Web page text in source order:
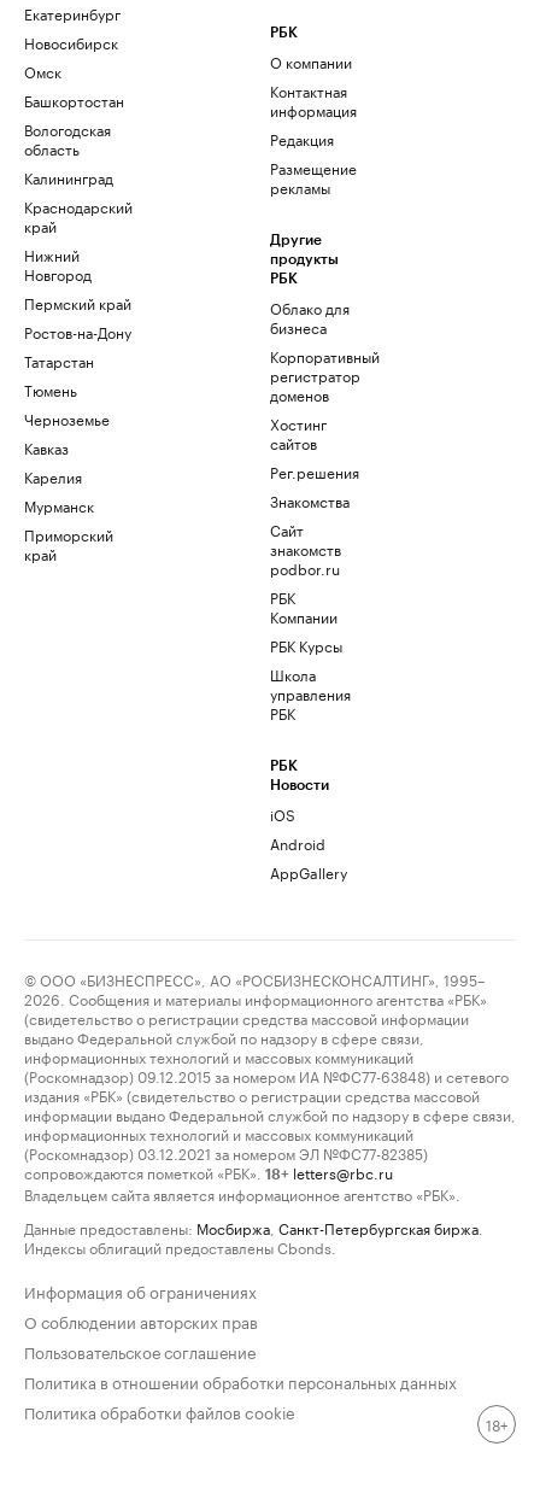
Екатеринбург
Новосибирск
Омск
Башкортостан
Вологодская
область
Калининград
Краснодарский
край
Нижний
Новгород
Пермский край
Ростов-на-Дону
Татарстан
Тюмень
Черноземье
Кавказ
Карелия
Мурманск
Приморский
край
РБК
О компании
Контактная
информация
Редакция
Размещение
рекламы
Другие
продукты
РБК
Облако для
бизнеса
Корпоративный
регистратор
доменов
Хостинг
сайтов
Рег.решения
Знакомства
Сайт
знакомств
podbor.ru
РБК
Компании
РБК Курсы
Школа
управления
РБК
РБК
Новости
iOS
Android
AppGallery
© ООО «БИЗНЕСПРЕСС», АО «РОСБИЗНЕСКОНСАЛТИНГ», 1995–
2026. Сообщения и материалы информационного агентства «РБК»
(свидетельство о регистрации средства массовой информации
выдано Федеральной службой по надзору в сфере связи,
информационных технологий и массовых коммуникаций
(Роскомнадзор) 09.12.2015 за номером ИА №ФС77-63848) и сетевого
издания «РБК» (свидетельство о регистрации средства массовой
информации выдано Федеральной службой по надзору в сфере связи,
информационных технологий и массовых коммуникаций
(Роскомнадзор) 03.12.2021 за номером ЭЛ №ФС77-82385)
сопровождаются пометкой «РБК».
18+ letters@rbc.ru
Владельцем сайта является информационное агентство «РБК».
Данные предоставлены: Мосбиржа Санкт-Петербургская биржа
Индексы облигаций предоставлены Cbonds.
Информация об ограничениях
О соблюдении авторских прав
Пользовательское соглашение
Политика в отношении обработки персональных данных
Политика обработки файлов cookie
18+